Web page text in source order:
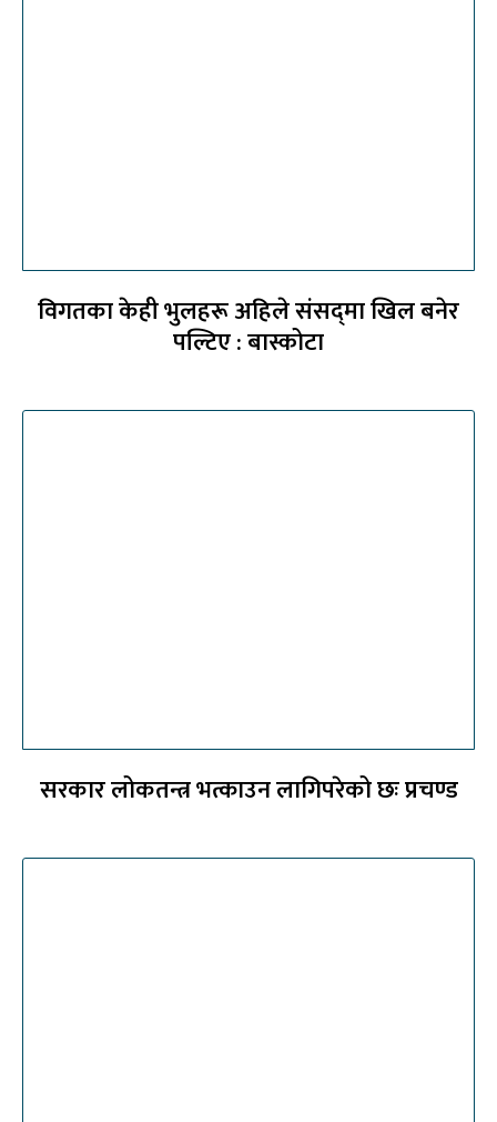
विगतका केही भुलहरू अहिले संसद्‍मा खिल बनेर
पल्टिए : बास्कोटा
सरकार लोकतन्त्र भत्काउन लागिपरेको छः प्रचण्ड